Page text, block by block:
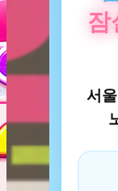
잠
서